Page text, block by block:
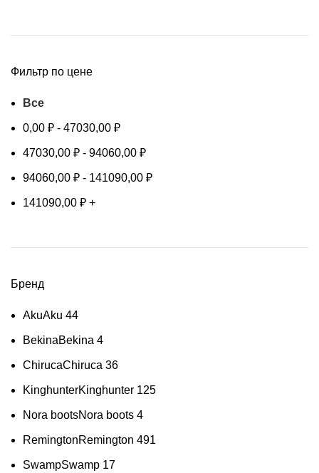
Фильтр по цене
Все
0,00 ₽ - 47030,00 ₽
47030,00 ₽ - 94060,00 ₽
94060,00 ₽ - 141090,00 ₽
141090,00 ₽ +
Бренд
AkuAku 44
BekinaBekina 4
ChirucaChiruca 36
KinghunterKinghunter 125
Nora bootsNora boots 4
RemingtonRemington 491
SwampSwamp 17